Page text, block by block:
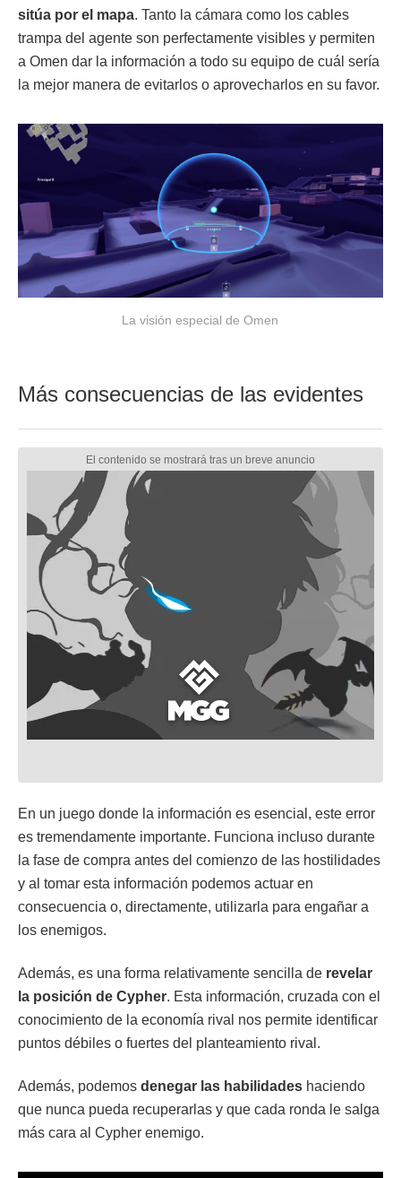
sitúa por el mapa. Tanto la cámara como los cables
trampa del agente son perfectamente visibles y permiten
a Omen dar la información a todo su equipo de cuál sería
la mejor manera de evitarlos o aprovecharlos en su favor.
La visión especial de Omen
Más consecuencias de las evidentes
En un juego donde la información es esencial, este error
es tremendamente importante. Funciona incluso durante
la fase de compra antes del comienzo de las hostilidades
y al tomar esta información podemos actuar en
consecuencia o, directamente, utilizarla para engañar a
los enemigos.
Además, es una forma relativamente sencilla de revelar
la posición de Cypher. Esta información, cruzada con el
conocimiento de la economía rival nos permite identificar
puntos débiles o fuertes del planteamiento rival.
Además, podemos denegar las habilidades haciendo
que nunca pueda recuperarlas y que cada ronda le salga
más cara al Cypher enemigo.